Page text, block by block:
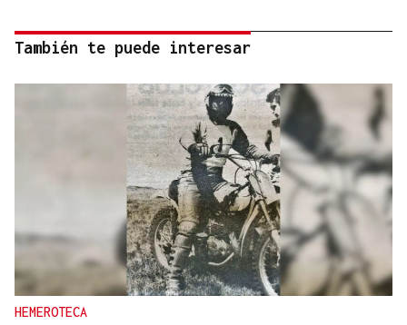
También te puede interesar
HEMEROTECA